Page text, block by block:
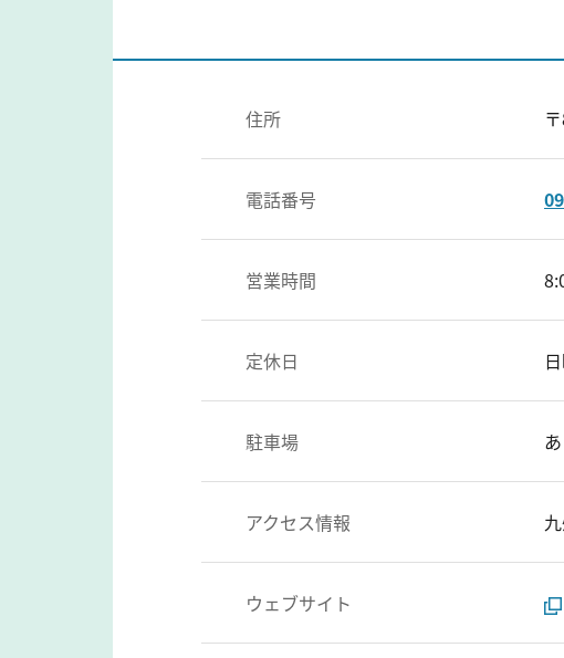
住所
電話番号
営業時間
定休日
駐車場
アクセス情報
ウェブサイト